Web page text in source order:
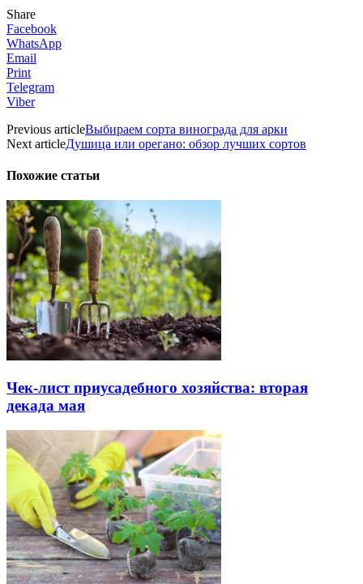
Share
Facebook
WhatsApp
Email
Print
Telegram
Viber
Previous articleВыбираем сорта винограда для арки
Next articleДушица или орегано: обзор лучших сортов
Похожие статьи
Чек-лист приусадебного хозяйства: вторая
декада мая